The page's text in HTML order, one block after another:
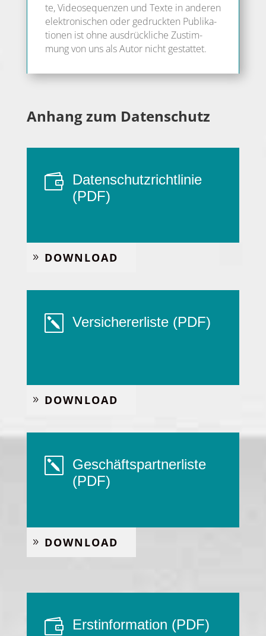
te, Video­se­quen­zen und Tex­te in ande­ren
elek­tro­ni­schen oder gedruck­ten Publi­ka­
tio­nen ist ohne aus­drück­li­che Zustim­
mung von uns als Autor nicht gestattet.
Anhang zum Datenschutz

Daten­schutz­richt­li­nie
(PDF)
DOWN­LOAD
k Ver­si­che­rer­lis­te (PDF)
DOWN­LOAD
k
Geschäfts­part­ner­lis­te
(PDF)
DOWN­LOAD
 Erst­in­for­ma­ti­on (PDF)